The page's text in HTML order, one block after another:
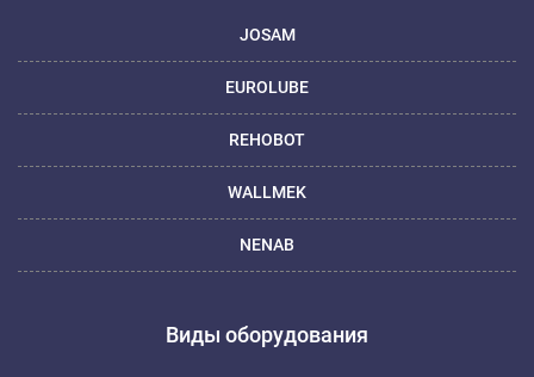
JOSAM
EUROLUBE
REHOBOT
WALLMEK
NENAB
Виды оборудования